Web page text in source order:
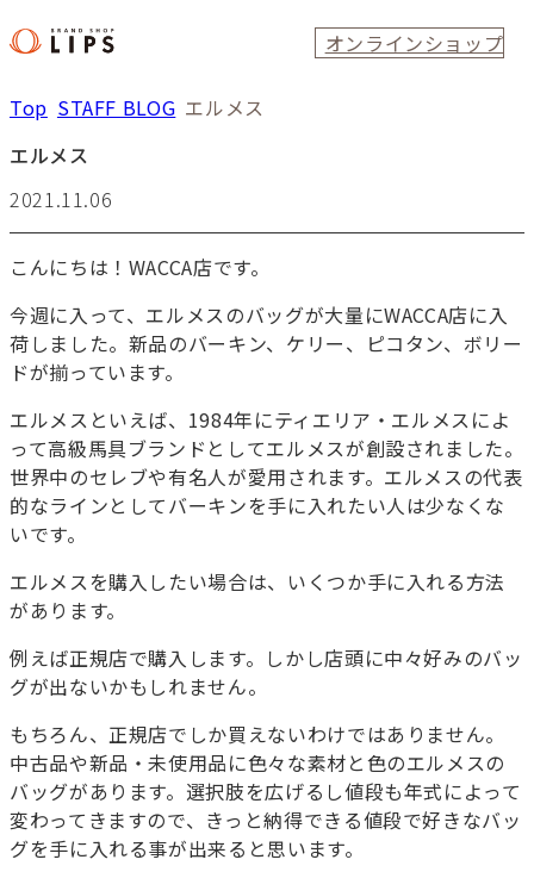
オンラインショップ
Top STAFF BLOG エルメス
エルメス
2021.11.06
こんにちは！WACCA店です。
今週に入って、エルメスのバッグが大量にWACCA店に入
荷しました。新品のバーキン、ケリー、ピコタン、ボリー
ドが揃っています。
エルメスといえば、1984年にティエリア・エルメスによ
って高級馬具ブランドとしてエルメスが創設されました。
世界中のセレブや有名人が愛用されます。エルメスの代表
的なラインとしてバーキンを手に入れたい人は少なくな
いです。
エルメスを購入したい場合は、いくつか手に入れる方法
があります。
例えば正規店で購入します。しかし店頭に中々好みのバッ
グが出ないかもしれません。
もちろん、正規店でしか買えないわけではありません。
中古品や新品・未使用品に色々な素材と色のエルメスの
バッグがあります。選択肢を広げるし値段も年式によって
変わってきますので、きっと納得できる値段で好きなバッ
グを手に入れる事が出来ると思います。